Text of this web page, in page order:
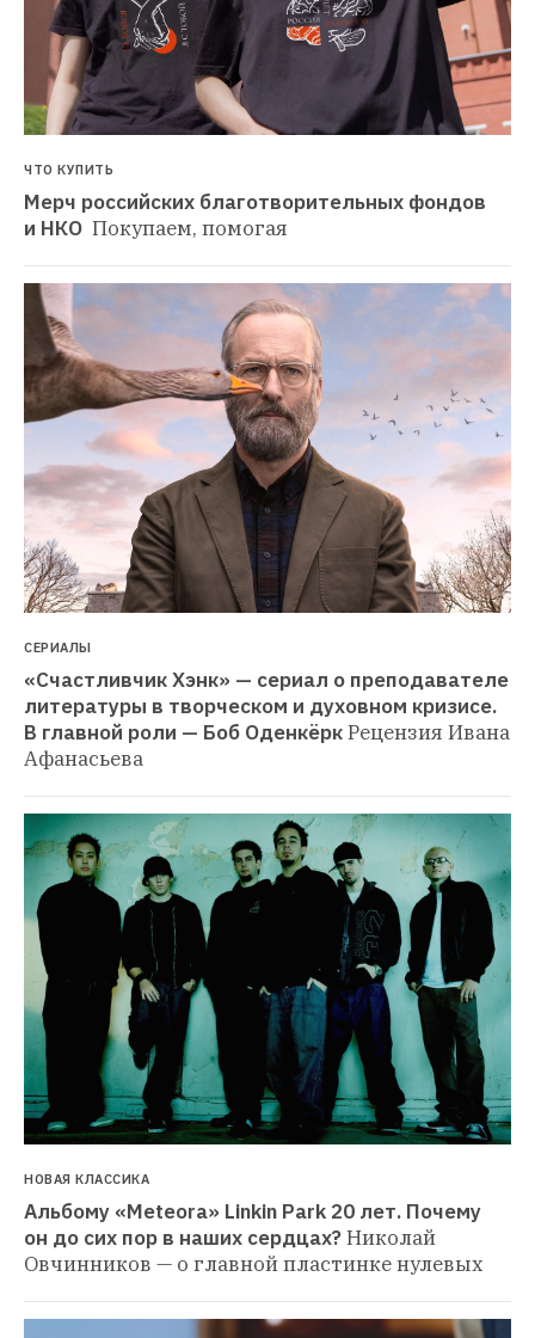
ЧТО КУПИТЬ
Мерч российских благотворительных фондов
и НКО Покупаем, помогая
СЕРИАЛЫ
«Счастливчик Хэнк» — сериал о преподавателе
литературы в творческом и духовном кризисе.
В главной роли — Боб ОденкёркРецензия Ивана
Афанасьева
НОВАЯ КЛАССИКА
Альбому «Meteora» Linkin Park 20 лет. Почему
он до сих пор в наших сердцах?Николай
Овчинников — о главной пластинке нулевых